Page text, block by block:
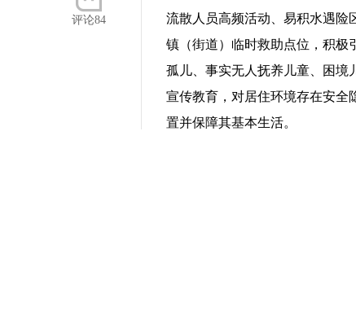
评论84
流散人员高频活动、易积水遇险
镇（街道）临时救助点位，积极
孤儿、事实无人抚养儿童、困境
宣传教育，对居住环境存在安全
置并保障其基本生活。